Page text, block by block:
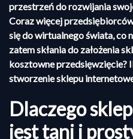
przestrzeń do rozwijania
Coraz więcej
się do wirtualnego świata, co
zatem skłania do założenia
kosztowne przedsięwzięcie?
stworzenie sklepu
Dlaczego
jest tani i